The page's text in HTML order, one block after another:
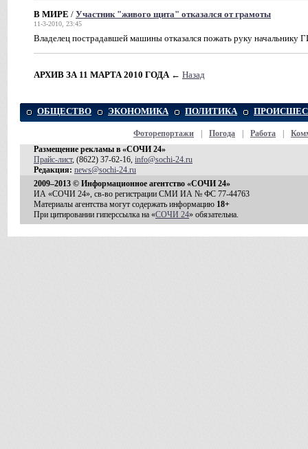
В МИРЕ / Участник "живого щита" отказался от грамоты
11-3-2010, 23:45
Владелец пострадавшей машины отказался пожать руку
АРХИВ ЗА 11 МАРТА 2010 ГОДА ← Назад
ОБЩЕСТВО ЭКОНОМИКА ПОЛИТИКА
Фоторепортажи Погода Работа
Размещение рекламы в «СОЧИ 24»
Прайс-лист, (8622) 37-62-16, info@sochi-24.ru
Редакция: news@sochi-24.ru
2009–2013 © Информационное агентство «СОЧИ 24»
ИА «СОЧИ 24», св-во регистрации СМИ ИА № ФС 77-44763
Материалы агентства могут содержать информацию 18+
При цитировании гиперссылка на «СОЧИ 24» обязательна.